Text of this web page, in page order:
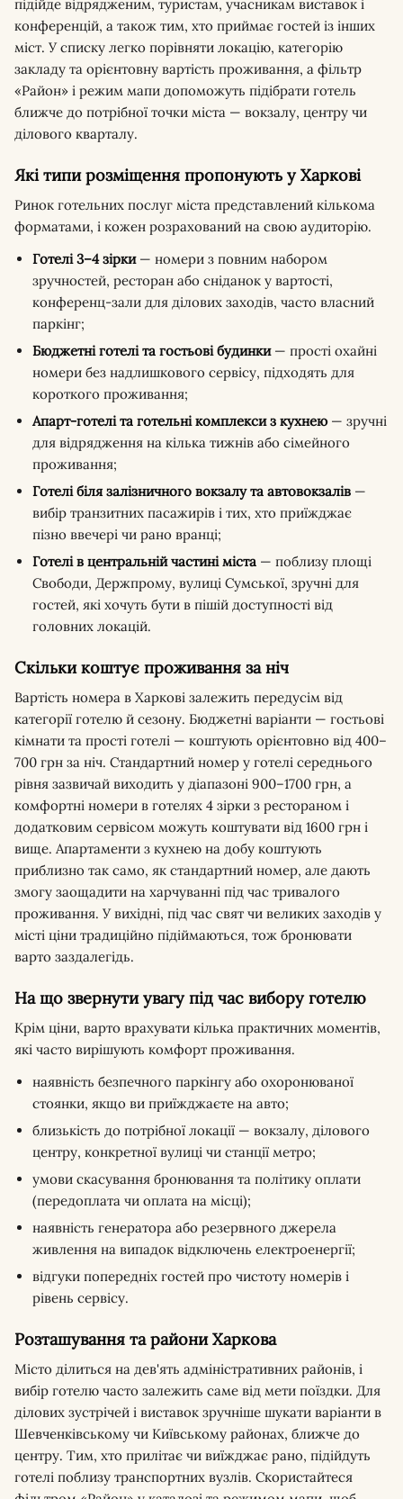
підійде відрядженим, туристам, учасникам виставок і
конференцій, а також тим, хто приймає гостей із інших
міст. У списку легко порівняти локацію, категорію
закладу та орієнтовну вартість проживання, а фільтр
«Район» і режим мапи допоможуть підібрати готель
ближче до потрібної точки міста — вокзалу, центру чи
ділового кварталу.
Які типи розміщення пропонують у Харкові
Ринок готельних послуг міста представлений кількома
форматами, і кожен розрахований на свою аудиторію.
Готелі 3–4 зірки— номери з повним набором
зручностей, ресторан або сніданок у вартості,
конференц-зали для ділових заходів, часто власний
паркінг;
Бюджетні готелі та гостьові будинки— прості охайні
номери без надлишкового сервісу, підходять для
короткого проживання;
Апарт-готелі та готельні комплекси з кухнею— зручні
для відрядження на кілька тижнів або сімейного
проживання;
Готелі біля залізничного вокзалу та автовокзалів —
вибір транзитних пасажирів і тих, хто приїжджає
пізно ввечері чи рано вранці;
Готелі в центральній частині міста — поблизу площі
Свободи, Держпрому, вулиці Сумської, зручні для
гостей, які хочуть бути в пішій доступності від
головних локацій.
Скільки коштує проживання за ніч
Вартість номера в Харкові залежить передусім від
категорії готелю й сезону. Бюджетні варіанти — гостьові
кімнати та прості готелі — коштують орієнтовно від 400–
700 грн за ніч. Стандартний номер у готелі середнього
рівня зазвичай виходить у діапазоні 900–1700 грн, а
комфортні номери в готелях 4 зірки з рестораном і
додатковим сервісом можуть коштувати від 1600 грн і
вище. Апартаменти з кухнею на добу коштують
приблизно так само, як стандартний номер, але дають
змогу заощадити на харчуванні під час тривалого
проживання. У вихідні, під час свят чи великих заходів у
місті ціни традиційно підіймаються, тож бронювати
варто заздалегідь.
На що звернути увагу під час вибору готелю
Крім ціни, варто врахувати кілька практичних моментів,
які часто вирішують комфорт проживання.
наявність безпечного паркінгу або охоронюваної
стоянки, якщо ви приїжджаєте на авто;
близькість до потрібної локації — вокзалу, ділового
центру, конкретної вулиці чи станції метро;
умови скасування бронювання та політику оплати
(передоплата чи оплата на місці);
наявність генератора або резервного джерела
живлення на випадок відключень електроенергії;
відгуки попередніх гостей про чистоту номерів і
рівень сервісу.
Розташування та райони Харкова
Місто ділиться на дев'ять адміністративних районів, і
вибір готелю часто залежить саме від мети поїздки. Для
ділових зустрічей і виставок зручніше шукати варіанти в
Шевченківському чи Київському районах, ближче до
центру. Тим, хто прилітає чи виїжджає рано, підійдуть
готелі поблизу транспортних вузлів. Скористайтеся